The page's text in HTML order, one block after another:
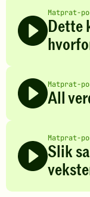
Matprat-
Dette
Matprat-
All
Matprat-
Slik